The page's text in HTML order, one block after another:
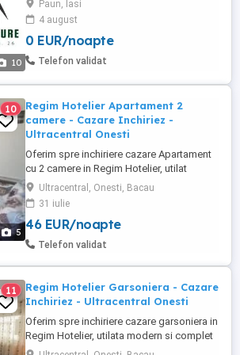
10
este cea mai bună alegere. Punem la
dispoziție terasă amenajată cu grătar
pentru petreceri reușite sau seri liniștite
alături de cei apropiați. Capacitatea
Paun, Iasi
4 august
0 EUR/noapte
Telefon validat
5
10
Regim Hotelier Apartament 2
camere - Cazare Inchiriez -
Ultracentral Onesti
Oferim spre inchiriere cazare Apartament
cu 2 camere in Regim Hotelier, utilat
modern si complet mobilat, toate
echipamentele fiind in perfecta stare de
functionare. Locatia este situata intr-o
zona Ultracentrala si usor accesibila a
orasului Onesti, oferindu-va totodata un
Ultracentral, Onesti, Bacau
31 iulie
46 EUR/noapte
Telefon validat
11
Regim Hotelier Garsoniera - Cazare
Inchiriez - Ultracentral Onesti
Oferim spre inchiriere cazare garsoniera in
Regim Hotelier, utilata modern si complet
mobilata, toate echipamentele fiind in